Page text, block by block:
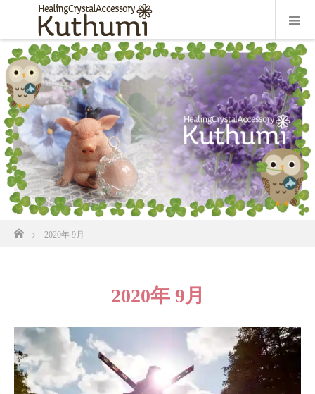
ホーム
2020年 9月
2020年 9月